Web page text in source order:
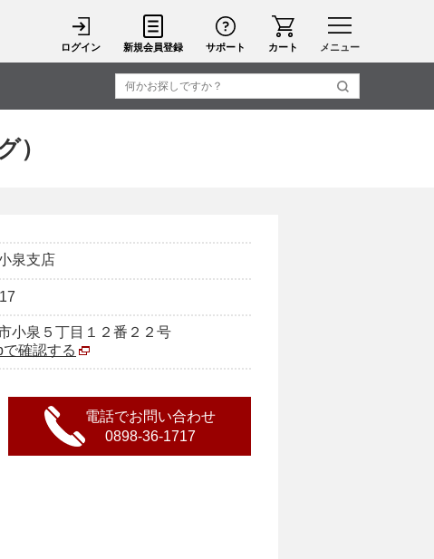
メニュー
ログイン 新規会員登録 サポート カート
）
泉支店
小泉５丁目１２番２２号
確認する
電話でお問い合わせ
0898-36-1717